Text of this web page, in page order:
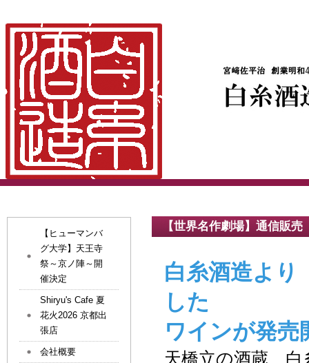
【世界名作劇場】通信販売
白糸酒造より
した
ワインが発売
天橋立の酒蔵 白
【ヒューマンバ
グ大学】天王寺
祭～京ノ陣～開
催決定
Shiryu's Cafe 夏
花火2026 京都出
張店
会社概要